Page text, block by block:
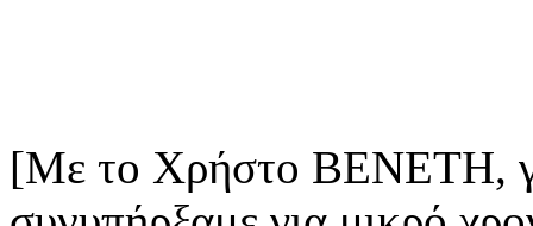
[Με το Χρήστο ΒΕΝΕΤΗ,